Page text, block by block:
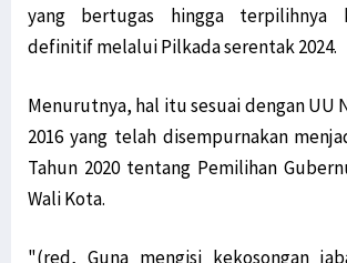
yang bertugas hingga terpilihnya
definitif melalui Pilkada serentak 2024.
Menurutnya, hal itu sesuai dengan UU
2016 yang telah disempurnakan
Tahun 2020 tentang Pemilihan
Wali Kota.
"(red, Guna mengisi kekosongan